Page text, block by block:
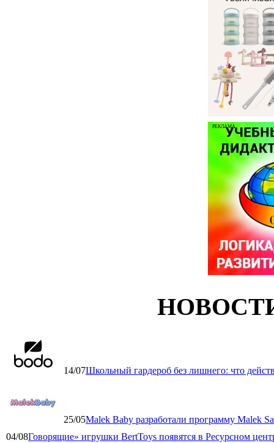
РЕКЛАМА
14/07Школьный гардероб без лишнего: что
25/05Malek Baby разработали программу Malek
04/08Говорящие» игрушки BertToys появятся в Ресурсном